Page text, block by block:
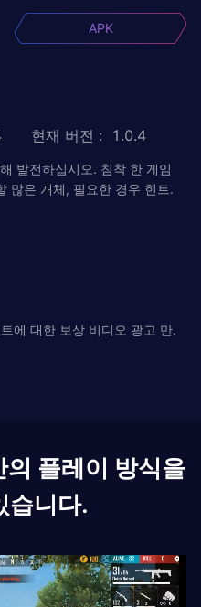
APK
현재 버전 : 1.0.4
발전하십시오. 침착 한 게임
많은 개체, 필요한 경우 힌트.
에 대한 보상 비디오 광고 만.
플레이 방식을
습니다.